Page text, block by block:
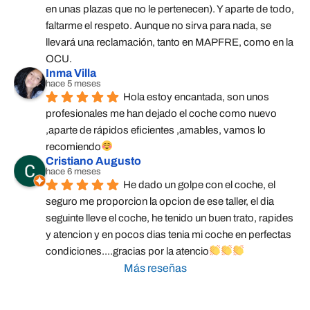
en unas plazas que no le pertenecen). Y aparte de todo,
faltarme el respeto. Aunque no sirva para nada, se
llevará una reclamación, tanto en MAPFRE, como en la
OCU.
Inma Villa
hace 5 meses
Hola estoy encantada, son unos
profesionales me han dejado el coche como nuevo
,aparte de rápidos eficientes ,amables, vamos lo
recomiendo
Cristiano Augusto
hace 6 meses
He dado un golpe con el coche, el
seguro me proporcion la opcion de ese taller, el dia
seguinte lleve el coche, he tenido un buen trato, rapides
y atencion y en pocos dias tenia mi coche en perfectas
condiciones....gracias por la atencio
Más reseñas